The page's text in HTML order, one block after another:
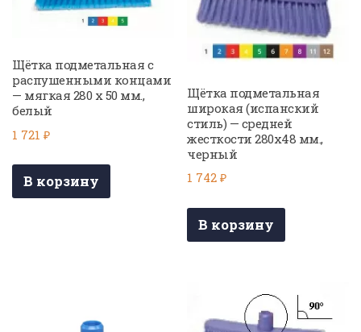
Щётка подметальная с
распушенными концами
— мягкая 280 х 50 мм.,
белый
1 721 ₽
В корзину
Щётка подметальная
широкая (испанский
стиль) — средней
жесткости 280х48 мм.,
черный
1 742₽
В корзину